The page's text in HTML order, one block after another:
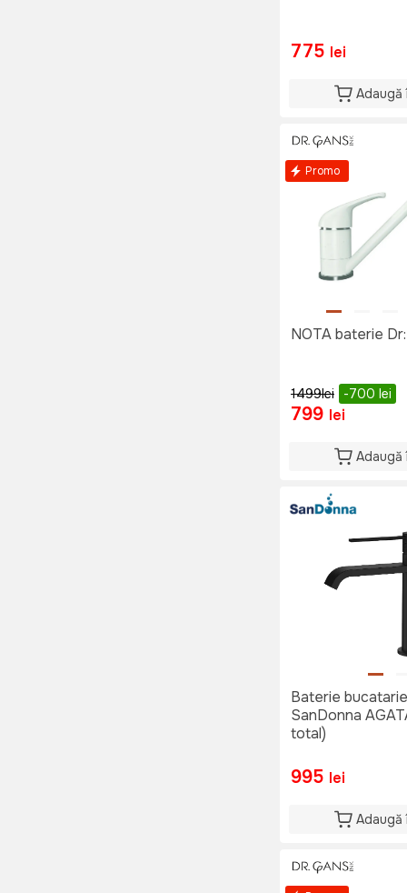
775 lei
Adaugă
Promo
NOTA
1499lei -700 lei
799 lei
Adaugă
Baterie bucatarie
SanDonna
total)
995 lei
Adaugă